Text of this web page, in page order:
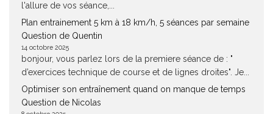
l'allure de vos séance,...
Plan entrainement 5 km à 18 km/h, 5 séances par semaine
Question de Quentin
14 octobre 2025
bonjour, vous parlez lors de la premiere séance de : "
d’exercices technique de course et de lignes droites". Je...
Optimiser son entraînement quand on manque de temps
Question de Nicolas